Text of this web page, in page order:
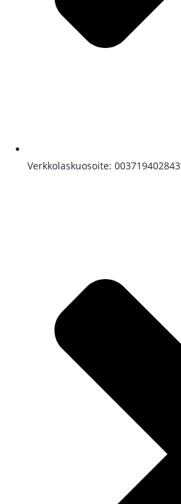
Verkkolaskuosoite: 003719402843